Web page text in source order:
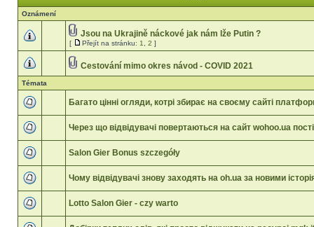
Oznámení
Jsou na Ukrajině náckové jak nám lže Putin ?
[ Přejít na stránku: 1 2 ]
Cestování mimo okres návod - COVID 2021
Témata
Багато цінні огляди, котрі збирає на своєму сайті
Через що відвідувачі повертаються на сайт wohoo.ua
Salon Gier Bonus szczegóły
Чому відвідувачі знову заходять на oh.ua за новими
Lotto Salon Gier - czy warto